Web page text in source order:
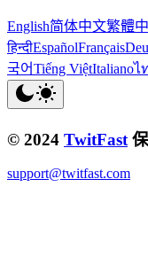
English简体中文繁體
हिन्दीEspañolFrançais
국어Tiếng ViệtItalianoไ
© 2024 TwitFast
support@twitfast.com